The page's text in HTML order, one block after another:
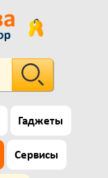
Гаджеты
Сервисы